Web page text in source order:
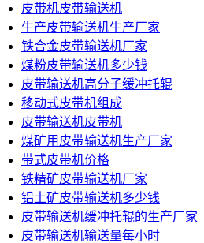
皮带机皮带输送机
生产皮带输送机生产厂家
铁合金皮带输送机厂家
煤粉皮带输送机多少钱
皮带输送机高分子缓冲托辊
移动式皮带机组成
皮带输送机皮带机
煤矿用皮带输送机生产厂家
带式皮带机价格
铁精矿皮带输送机厂家
铝土矿皮带输送机多少钱
皮带输送机缓冲托辊的生产厂家
皮带输送机输送量每小时